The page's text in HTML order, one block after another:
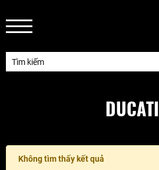
DUCATI
Không tìm thấy kết quả